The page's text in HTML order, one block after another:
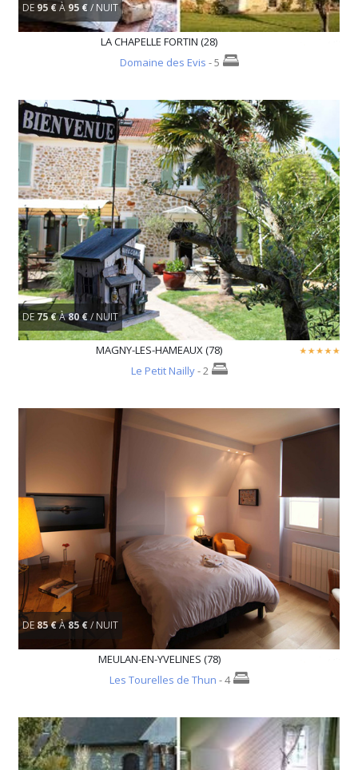
DE 95 €À 95 €/ NUIT
LA CHAPELLE FORTIN (28)
Domaine des Evis - 5
DE 75 €À80 €/ NUIT
MAGNY-LES-HAMEAUX (78)
Le Petit Nailly- 2
DE 85 €À85 €/ NUIT
MEULAN-EN-YVELINES (78)
Les Tourelles de Thun - 4